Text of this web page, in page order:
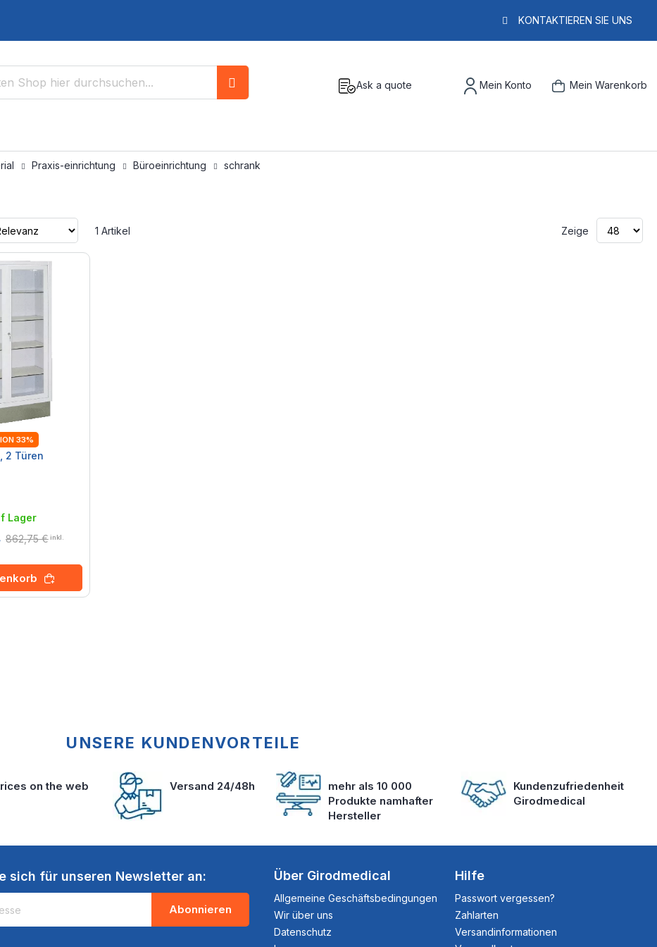
KONTAKTIEREN SIE UNS
Ask a quote Mein Konto Mein Warenkorb
Praxis-einrichtung Büroeinrichtung schrank
sortieren
1 Artikel Zeige
33%
2 Türen
Lager
862,75 €inkl.
UNSERE KUNDENVORTEILE
on the web Versand 24/48h
mehr als 10 000
Produkte namhafter
Hersteller
Kundenzufriedenheit
Girodmedical
sich für unseren Newsletter an:
Abonnieren
Über Girodmedical
Allgemeine Geschäftsbedingungen
Wir über uns
Datenschutz
Hilfe
Passwort vergessen?
Zahlarten
Versandinformationen